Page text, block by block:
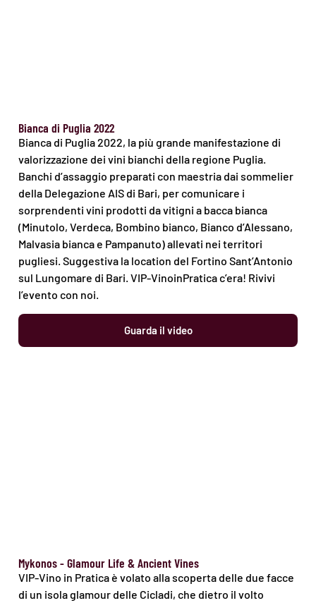
Bianca di Puglia 2022
Bianca di Puglia 2022, la più grande manifestazione di
valorizzazione dei vini bianchi della regione Puglia.
Banchi d’assaggio preparati con maestria dai sommelier
della Delegazione AIS di Bari, per comunicare i
sorprendenti vini prodotti da vitigni a bacca bianca
(Minutolo, Verdeca, Bombino bianco, Bianco d’Alessano,
Malvasia bianca e Pampanuto) allevati nei territori
pugliesi. Suggestiva la location del Fortino Sant’Antonio
sul Lungomare di Bari. VIP-VinoinPratica c’era! Rivivi
l’evento con noi.
Guarda il video
Mykonos - Glamour Life & Ancient Vines
VIP-Vino in Pratica è volato alla scoperta delle due facce
di un isola glamour delle Cicladi, che dietro il volto